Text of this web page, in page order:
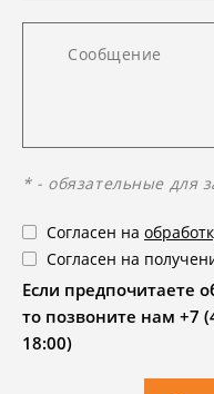
* - обязательные для
Согласен на
Согласен на
Если предпочитаете
то позвоните нам +7
18:00)